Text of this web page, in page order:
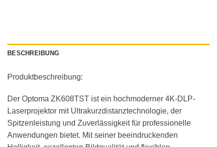
BESCHREIBUNG
Produktbeschreibung:
Der Optoma ZK608TST ist ein hochmoderner 4K-DLP-
Laserprojektor mit Ultrakurzdistanztechnologie, der
Spitzenleistung und Zuverlässigkeit für professionelle
Anwendungen bietet. Mit seiner beeindruckenden